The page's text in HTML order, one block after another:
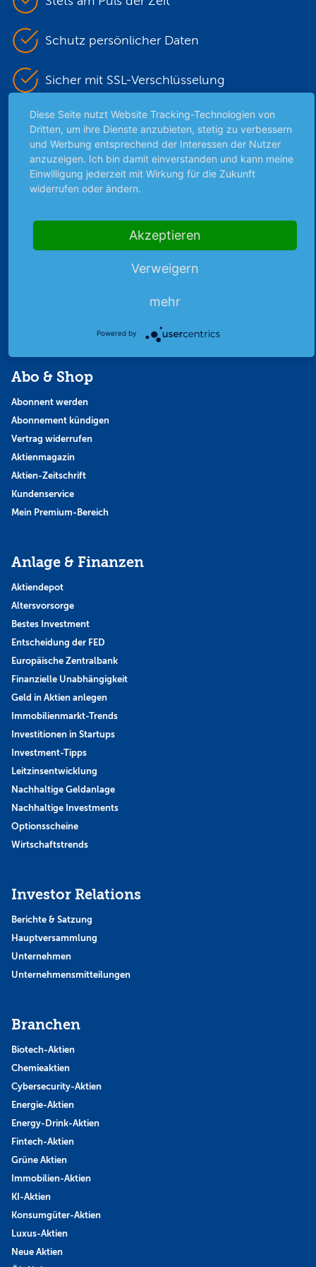
Schutz persönlicher Daten
Sicher mit SSL-Verschlüsselung
Highlights
Archiv
Börsenbericht
Favoriten
Abo & Shop
Abonnent werden
Abonnement kündigen
Vertrag widerrufen
Aktienmagazin
Aktien-Zeitschrift
Kundenservice
Mein Premium-Bereich
Anlage & Finanzen
Aktiendepot
Altersvorsorge
Bestes Investment
Entscheidung der FED
Europäische Zentralbank
Finanzielle Unabhängigkeit
Geld in Aktien anlegen
Immobilienmarkt-Trends
Investitionen in Startups
Investment-Tipps
Leitzinsentwicklung
Nachhaltige Geldanlage
Nachhaltige Investments
Optionsscheine
Wirtschaftstrends
Investor Relations
Berichte & Satzung
Hauptversammlung
Unternehmen
Unternehmensmitteilungen
Branchen
Biotech-Aktien
Chemieaktien
Cybersecurity-Aktien
Energie-Aktien
Energy-Drink-Aktien
Fintech-Aktien
Grüne Aktien
Immobilien-Aktien
KI-Aktien
Konsumgüter-Aktien
Luxus-Aktien
Neue Aktien
Diese Seite nutzt Website Tracking-Technologien von
Dritten, um ihre Dienste anzubieten, stetig zu verbessern
und Werbung entsprechend der Interessen der Nutzer
anzuzeigen. Ich bin damit einverstanden und kann meine
Einwilligung jederzeit mit Wirkung für die Zukunft
widerrufen oder ändern.
Akzeptieren
Verweigern
mehr
Powered by